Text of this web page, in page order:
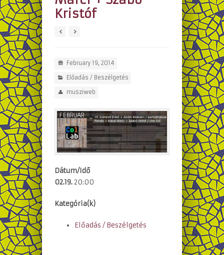
Kristóf
February 19, 2014
Előadás / Beszélgetés
musziweb
Dátum/Idő
02.19.20:00
Kategória(k)
Előadás / Beszélgetés